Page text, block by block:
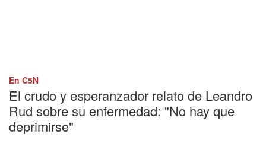
En C5N
El crudo y esperanzador relato de Leandro
Rud sobre su enfermedad: "No hay que
deprimirse"